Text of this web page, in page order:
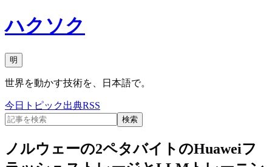
ハクソク
明
世界を動かす技術を、日本語で。
今日 トピック出典RSS
検索
ノルウェーの2ペタバイトのHuaweiフ